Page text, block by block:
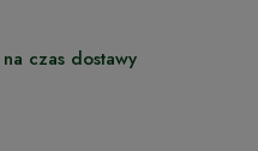
czas dostawy